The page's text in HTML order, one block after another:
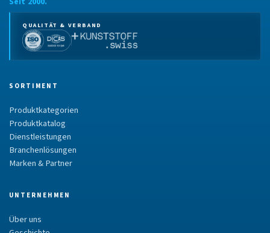
QUALITÄT & VERBAND
SORTIMENT
Produktkategorien
Produktkatalog
Dienstleistungen
Branchenlösungen
Marken & Partner
UNTERNEHMEN
Über uns